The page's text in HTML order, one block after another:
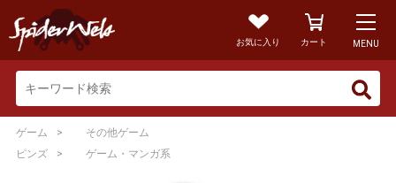
お気に入り カート MENU
ゲーム
その他ゲーム
ピンズ
ゲーム・マンガ系